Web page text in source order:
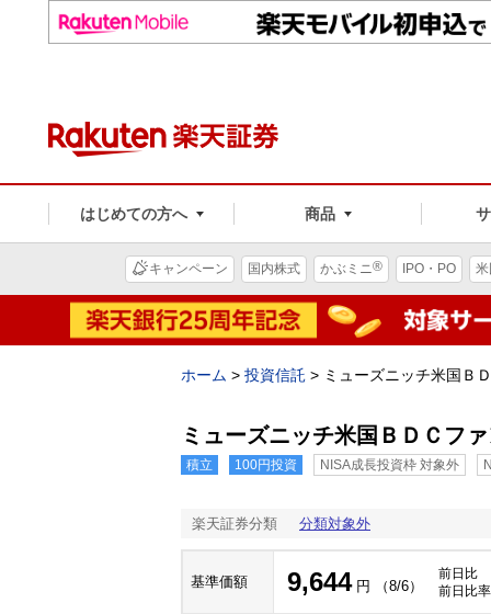
はじめての方へ 商品
キャンペーン 国内株式 かぶミニ® IPO・PO
ホーム > 投資信託 > ミューズニッチ米国Ｂ
ミューズニッチ米国ＢＤＣフ
積立 100円投資 NISA成長投資枠 対象外
楽天証券分類 分類対象外
基準価額 9,644円 （8/6）
前日比
前日比率